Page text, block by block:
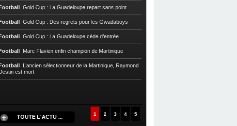
Gold Cup : La Guadeloupe repart sans point
Gold Cup : Des regrets pour les Gwadaboys
Gold Cup : La Guadeloupe cède d’entrée
Marc Flavien enfin champion de Martinique
L’ancien sélectionneur de la Martinique, Raymond
est mort
TOUTE L'ACTU ... 1 2 3 4 5